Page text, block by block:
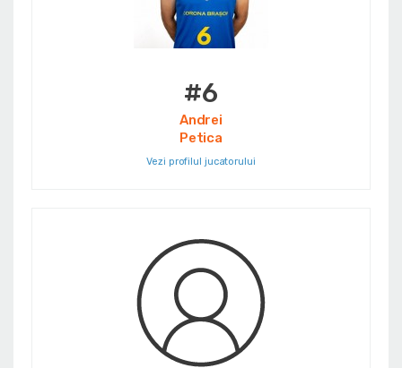
#6
Andrei
Petica
Vezi profilul jucatorului